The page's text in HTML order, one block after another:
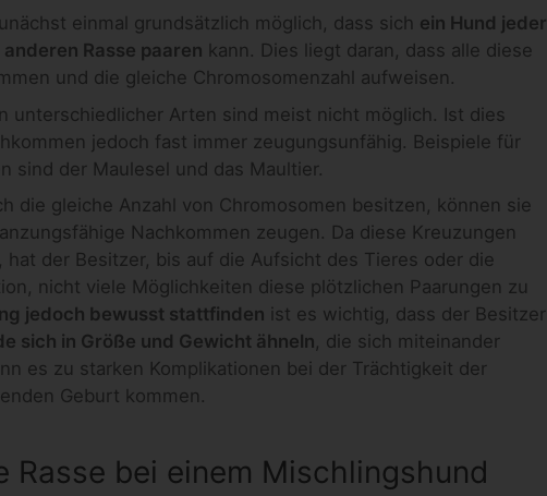
einmal grundsätzlich möglich, dass sich ein Hund jeder
Rasse paaren kann. Dies liegt daran, dass alle diese
und die gleiche Chromosomenzahl aufweisen.
unterschiedlicher Arten sind meist nicht möglich. Ist dies
jedoch fast immer zeugungsunfähig. Beispiele für
sind der Maulesel und das Maultier.
die gleiche Anzahl von Chromosomen besitzen, können sie
Nachkommen zeugen. Da diese Kreuzungen
der Besitzer, bis auf die Aufsicht des Tieres oder die
nicht viele Möglichkeiten diese plötzlichen Paarungen zu
jedoch bewusst stattfinden ist es wichtig, dass der Besitzer
sich in Größe und Gewicht ähneln, die sich miteinander
es zu starken Komplikationen bei der Trächtigkeit der
Geburt kommen.
Rasse bei einem Mischlingshund